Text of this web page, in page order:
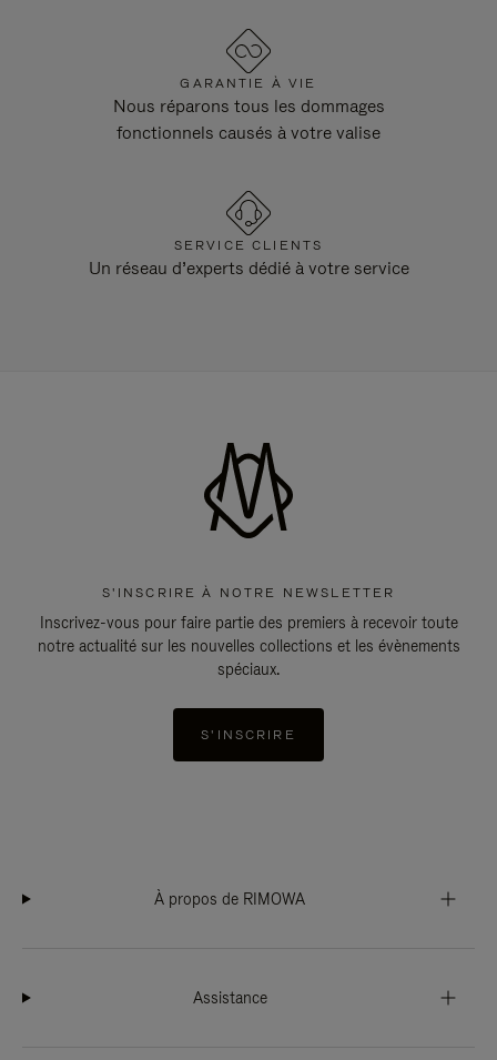
GARANTIE À VIE
Nous réparons tous les dommages
fonctionnels causés à votre valise
SERVICE CLIENTS
Un réseau d’experts dédié à votre service
S'INSCRIRE À NOTRE NEWSLETTER
Inscrivez-vous pour faire partie des premiers à recevoir toute
notre actualité sur les nouvelles collections et les évènements
spéciaux.
S'INSCRIRE
À propos de RIMOWA
Assistance